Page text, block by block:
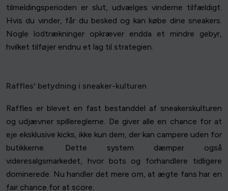
tilmeldingsperioden er slut, udvælges vinderne tilfældigt.
Hvis du vinder, får du besked og kan købe dine sneakers.
Nogle lodtrækninger opkræver endda et mindre gebyr,
hvilket tilføjer endnu et lag til strategien.
Raffles' betydning i sneaker-kulturen
Raffles er blevet en fast bestanddel af sneakerskulturen
og udjævner spillereglerne. De giver alle en chance for at
eje eksklusive kicks, ikke kun dem, der kan campere uden for
butikkerne. Dette system dæmper også
videresalgsmarkedet, hvor bots og forhandlere tidligere
dominerede. Nu handler det mere om, at ægte fans har en
fair chance for at score.